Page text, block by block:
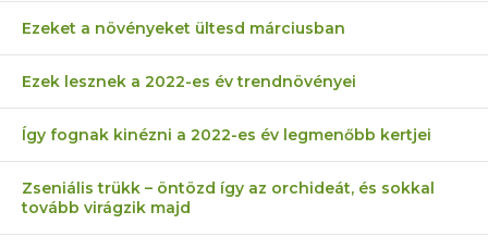
Ezeket a növényeket ültesd márciusban
Ezek lesznek a 2022-es év trendnövényei
Így fognak kinézni a 2022-es év legmenőbb kertjei
Zseniális trükk – öntözd így az orchideát, és sokkal
tovább virágzik majd